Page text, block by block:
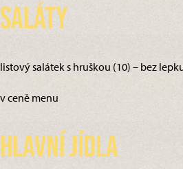
Saláty
listový salátek s hruškou (10) – bez
v ceně menu
Hlavní jídla